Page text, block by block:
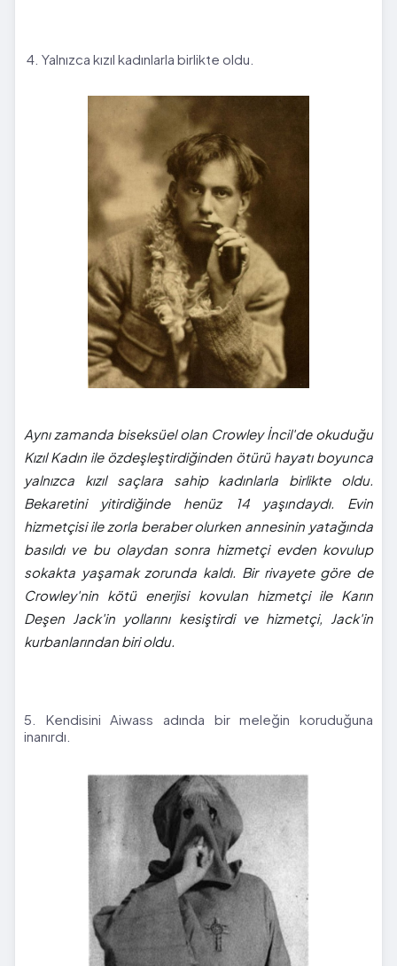
4. Yalnızca kızıl kadınlarla birlikte oldu.
Aynı zamanda biseksüel olan Crowley İncil'de okuduğu
Kızıl Kadın ile özdeşleştirdiğinden ötürü hayatı boyunca
yalnızca kızıl saçlara sahip kadınlarla birlikte oldu.
Bekaretini yitirdiğinde henüz 14 yaşındaydı. Evin
hizmetçisi ile zorla beraber olurken annesinin yatağında
basıldı ve bu olaydan sonra hizmetçi evden kovulup
sokakta yaşamak zorunda kaldı. Bir rivayete göre de
Crowley'nin kötü enerjisi kovulan hizmetçi ile Karın
Deşen Jack'in yollarını kesiştirdi ve hizmetçi, Jack'in
kurbanlarından biri oldu.
5. Kendisini Aiwass adında bir meleğin koruduğuna
inanırdı.